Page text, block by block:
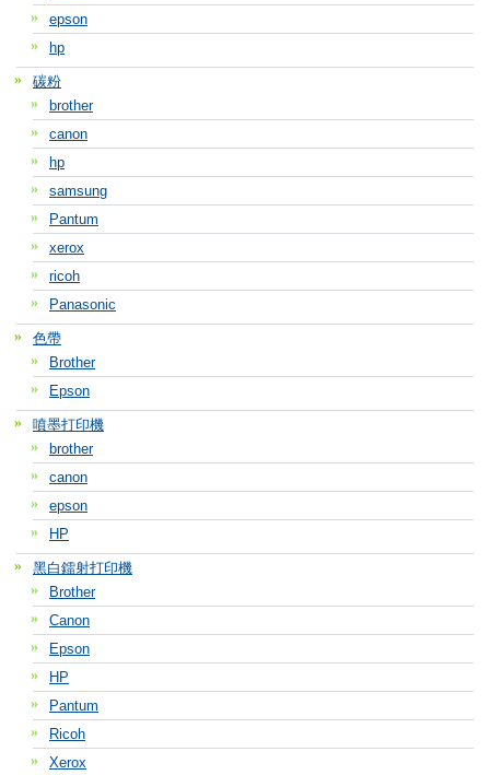
epson
hp
碳粉
brother
canon
hp
samsung
Pantum
xerox
ricoh
Panasonic
色帶
Brother
Epson
噴墨打印機
brother
canon
epson
HP
黑白鐳射打印機
Brother
Canon
Epson
HP
Pantum
Ricoh
Xerox